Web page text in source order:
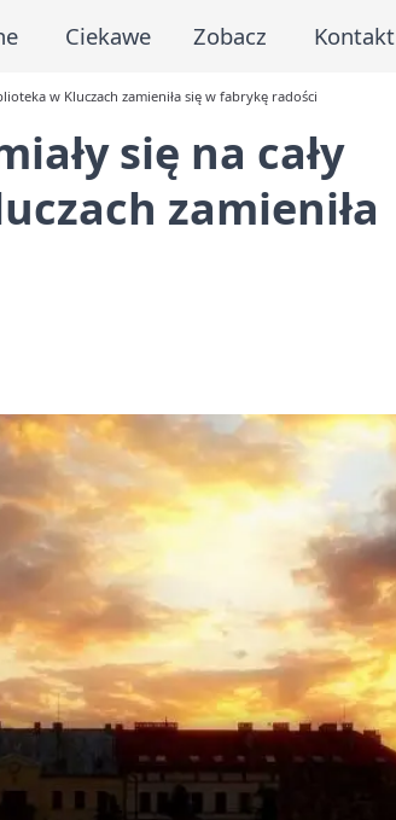
Ciekawe Zobacz Kontakt
w Kluczach zamieniła się w fabrykę radości
się na cały
zamieniła